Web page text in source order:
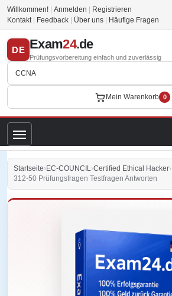
Willkommen! Anmelden
Registrieren
Kontakt
Feedback Über uns Häufige Fragen
DE Exam24.de
Prüfungsvorbereitung einfach und zuverlässig
Mein Warenkorb 0
Startseite›EC-COUNCIL›Certified Ethical Hacker›
312-50 Prüfungsfragen Testfragen Antworten